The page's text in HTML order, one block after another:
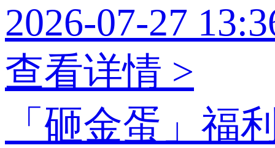
2026-07-27
查看详情 >
「砸金蛋」福